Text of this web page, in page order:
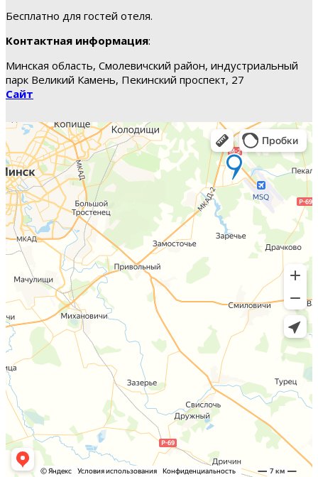
Бесплатно для гостей отеля.
Контактная информация:
Минская область, Смолевичский район, индустриальный
парк Великий Камень, Пекинский проспект, 27
Сайт